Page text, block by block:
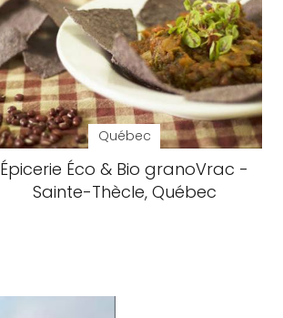
Québec
Épicerie Éco & Bio granoVrac -
Sainte-Thècle, Québec